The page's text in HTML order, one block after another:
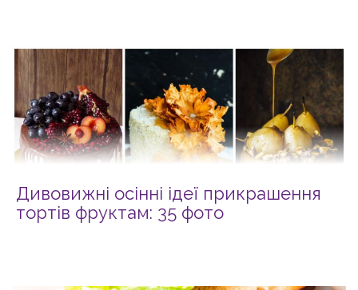
Дивовижні осінні ідеї прикрашення
тортів фруктам: 35 фото